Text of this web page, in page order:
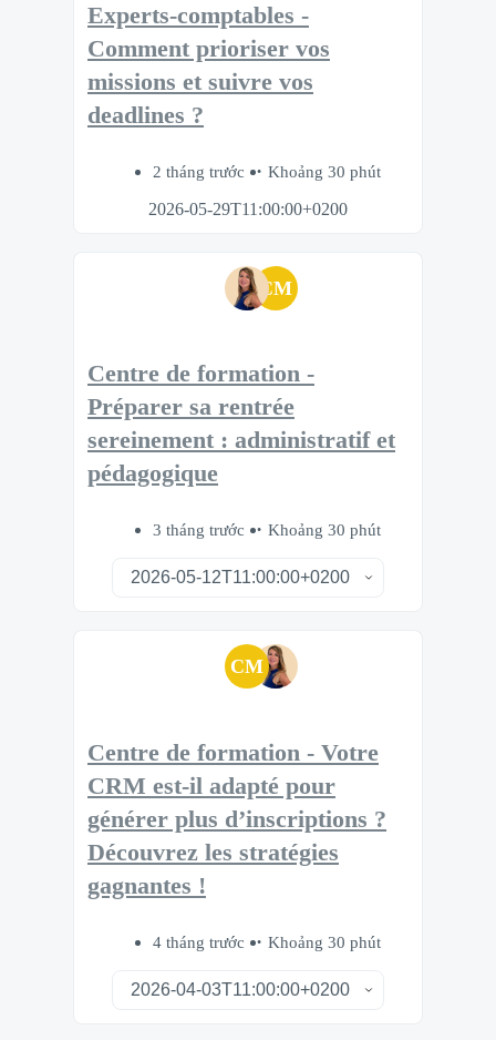
Experts-comptables -
Comment prioriser vos
missions et suivre vos
deadlines ?
2 tháng trước
Khoảng 30 phút
2026-05-29T11:00:00+0200
CM
Centre de formation -
Préparer sa rentrée
sereinement : administratif et
pédagogique
3 tháng trước Khoảng 30 phút
CM
Centre de formation - Votre
CRM est-il adapté pour
générer plus d’inscriptions ?
Découvrez les stratégies
gagnantes !
4 tháng trước Khoảng 30 phút